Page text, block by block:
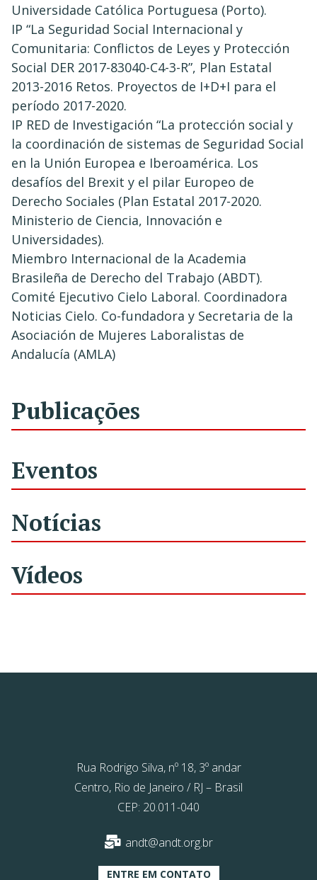
Universidade Católica Portuguesa (Porto).
IP “La Seguridad Social Internacional y
Comunitaria: Conflictos de Leyes y Protección
Social DER 2017-83040-C4-3-R”, Plan Estatal
2013-2016 Retos. Proyectos de I+D+I para el
período 2017-2020.
IP RED de Investigación “La protección social y
la coordinación de sistemas de Seguridad Social
en la Unión Europea e Iberoamérica. Los
desafíos del Brexit y el pilar Europeo de
Derecho Sociales (Plan Estatal 2017-2020.
Ministerio de Ciencia, Innovación e
Universidades).
Miembro Internacional de la Academia
Brasileña de Derecho del Trabajo (ABDT).
Comité Ejecutivo Cielo Laboral. Coordinadora
Noticias Cielo. Co-fundadora y Secretaria de la
Asociación de Mujeres Laboralistas de
Andalucía (AMLA)
Publicações
Eventos
Notícias
Vídeos
Rua Rodrigo Silva, nº 18, 3º andar
Centro, Rio de Janeiro / RJ – Brasil
CEP: 20.011-040
andt@andt.org.br
ENTRE EM CONTATO